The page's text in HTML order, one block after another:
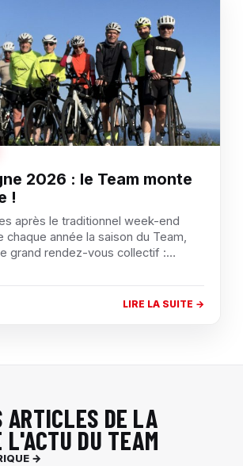
2026 : le Team monte
!
après le traditionnel week-end
chaque année la saison du Team,
grand rendez-vous collectif :…
LIRE LA SUITE →
ARTICLES DE LA
L'ACTU DU TEAM
→